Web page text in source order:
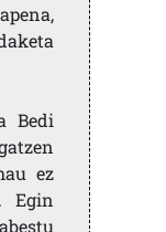
Bedi
ez
Egin